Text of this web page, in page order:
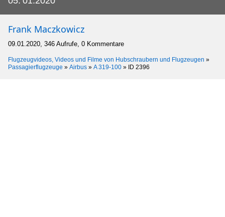
Frank Maczkowicz
09.01.2020, 346 Aufrufe, 0 Kommentare
Flugzeugvideos, Videos und Filme von Hubschraubern und Flugzeugen »
Passagierflugzeuge » Airbus » A 319-100 » ID 2396